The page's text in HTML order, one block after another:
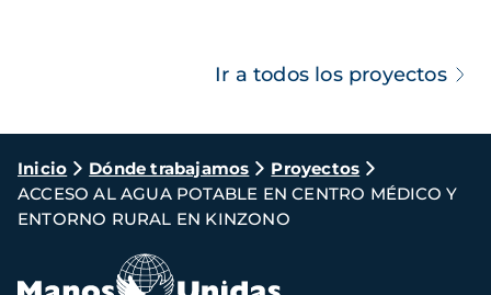
Ir a todos los proyectos
Ruta
de
navegación
Inicio Dónde trabajamos
Proyectos
ACCESO AL AGUA POTABLE EN CENTRO MÉDICO Y
ENTORNO RURAL EN KINZONO